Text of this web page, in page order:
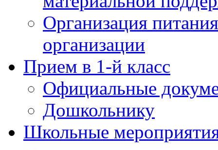
Организация
организации
Прием в 1-й класс
Официальные
Дошкольнику
Школьные